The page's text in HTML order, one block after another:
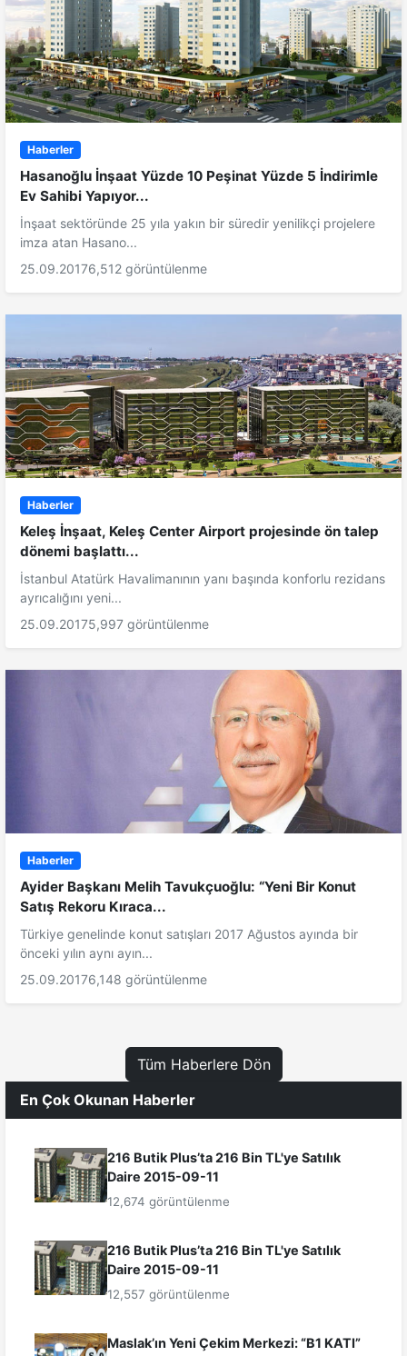
Haberler
Hasanoğlu İnşaat Yüzde 10 Peşinat Yüzde 5 İndirimle
Ev Sahibi Yapıyor...
İnşaat sektöründe 25 yıla yakın bir süredir yenilikçi projelere
imza atan Hasano...
25.09.20176,512 görüntülenme
Haberler
Keleş İnşaat, Keleş Center Airport projesinde ön talep
dönemi başlattı...
İstanbul Atatürk Havalimanının yanı başında konforlu rezidans
ayrıcalığını yeni...
25.09.20175,997 görüntülenme
Haberler
Ayider Başkanı Melih Tavukçuoğlu: “Yeni Bir Konut
Satış Rekoru Kıraca...
Türkiye genelinde konut satışları 2017 Ağustos ayında bir
önceki yılın aynı ayın...
25.09.20176,148 görüntülenme
Tüm Haberlere Dön
En Çok Okunan Haberler
216 Butik Plus’ta 216 Bin TL'ye Satılık
Daire 2015-09-11
12,674 görüntülenme
216 Butik Plus’ta 216 Bin TL'ye Satılık
Daire 2015-09-11
12,557 görüntülenme
Maslak’ın Yeni Çekim Merkezi: “B1 KATI”